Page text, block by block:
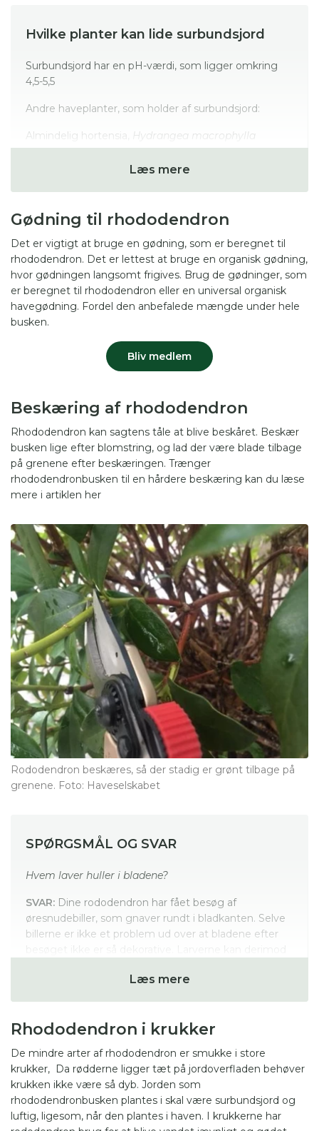
Hvilke planter kan lide surbundsjord
Surbundsjord har en pH-værdi, som ligger omkring
4,5-5,5
Andre haveplanter, som holder af surbundsjord:
Almindelig hortensia, Hydrangea macrophylla
Magnolia soulangiana
Amerikanske blåbær,Vaccinium corymbosum
Almindelig blåbær,Vaccinium myrtillus
Læs mere
Gødning til rhododendron
Det er vigtigt at bruge en gødning, som er beregnet til
rhododendron. Det er lettest at bruge en organisk gødning,
hvor gødningen langsomt frigives. Brug de gødninger, som
er beregnet til rhododendron eller en universal organisk
havegødning. Fordel den anbefalede mængde under hele
busken.
Bliv medlem
Beskæring af rhododendron
Rhododendron kan sagtens tåle at blive beskåret. Beskær
busken lige efter blomstring, og lad der være blade tilbage
på grenene efter beskæringen. Trænger
rhododendronbusken til en hårdere beskæring kan du læse
mere i artiklen her
Rododendron beskæres, så der stadig er grønt tilbage på
grenene. Foto: Haveselskabet
SPØRGSMÅL OG SVAR
Hvem laver huller i bladene?
SVAR: Dine rododendron har fået besøg af
øresnudebiller, som gnaver rundt i bladkanten. Selve
billerne er ikke et problem ud over at bladene efter
rododendronbuskens rødder. Man kan bekæmpe
SVAR:De gule blade er et tegn på at
rododendronbusken mangler næring og også at
jorden ikke er sur nok. Giv et ca. 3-5 cm lag nåle af fyr,
gran eller lærk og giv organisk gødning.
Læs mere
Rhododendron i krukker
De mindre arter af rhododendron er smukke i store
krukker, Da rødderne ligger tæt på jordoverfladen behøver
krukken ikke være så dyb. Jorden som
rhododendronbusken plantes i skal være surbundsjord og
luftig, ligesom, når den plantes i haven. I krukkerne har